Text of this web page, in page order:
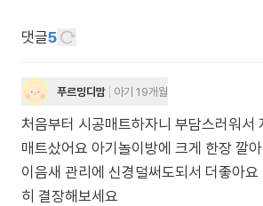
댓글5
푸르밍디맘 아기 19개월
처음부터 시공매트하자니 부담스러워서
매트샀어요 아기놀이방에 크게 한장 깔
이음새 관리에 신경덜써도되서 더좋아
히 결장해보세요